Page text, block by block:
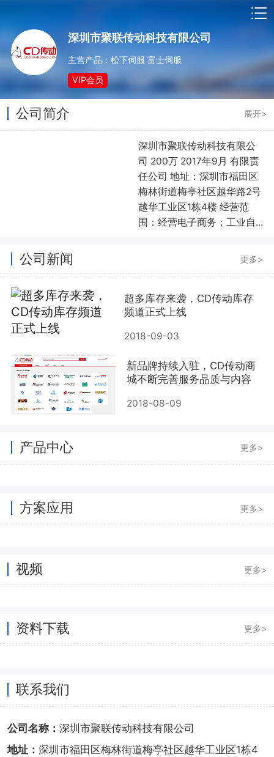
深圳市聚联传动科技有限公司
主营产品：松下伺服 富士伺服
VIP会员
公司简介 展开>
深圳市聚联传动科技有限公
司 200万 2017年9月 有限责
任公司 地址：深圳市福田区
梅林街道梅亭社区越华路2号
越华工业区1栋4楼 经营范
围：经营电子商务；工业自...
公司新闻 更多>
超多库存来袭，CD传动库存
频道正式上线
2018-09-03
新品牌持续入驻，CD传动商
城不断完善服务品质与内容
2018-08-09
产品中心 更多>
方案应用 更多>
视频 更多>
资料下载 更多>
联系我们
公司名称： 深圳市聚联传动科技有限公司
地址： 深圳市福田区梅林街道梅亭社区越华工业区1栋4